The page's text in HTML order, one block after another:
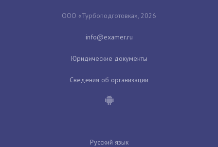
ООО «Турбоподготовка», 2026
Юридические документы
Сведения об организации
Русский язык